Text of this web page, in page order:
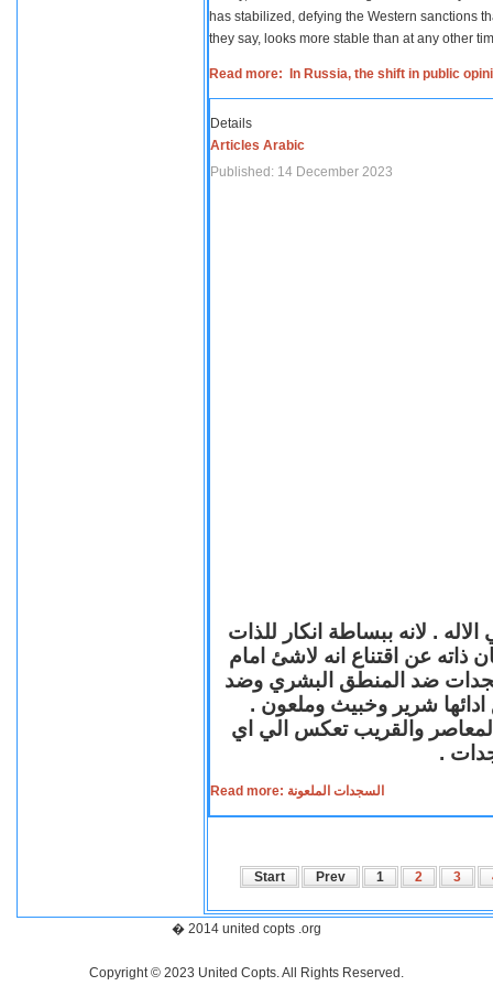
has stabilized, defying the Western sanctions
they say, looks more stable than at any other
Read more: In Russia, the shift in public
Details
Articles Arabic
Published: 14 December 2023
. لانه ببساطة انكار للذات
ذاته عن اقتناع انه لاشئ امام
ضد المنطق البشري وضد
ادائها شرير وخبيث وملعون .
المعاصر والقريب تعكس الي اي
.
Read more: السجدات الملعونة
Start Prev 1 2 3
� 2014 united copts .org
Copyright © 2023 United Copts. All Rights Reserved.